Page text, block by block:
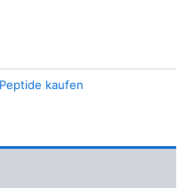
Peptide kaufen